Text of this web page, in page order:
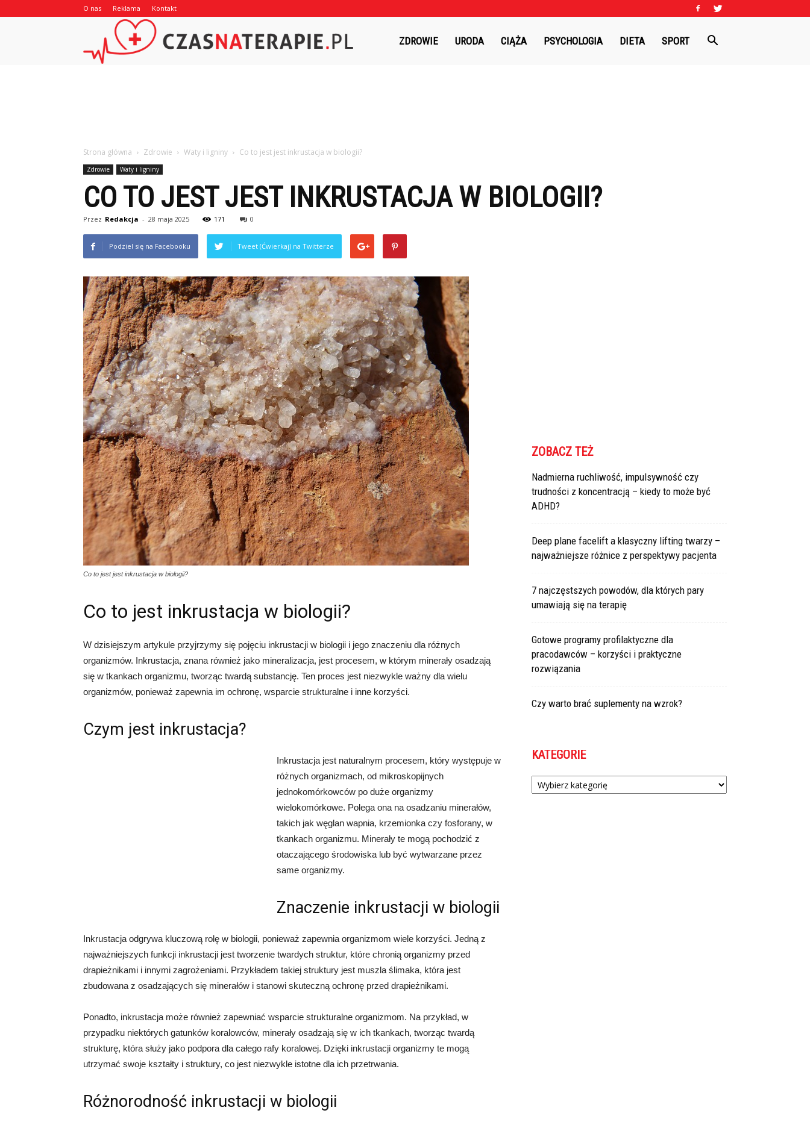
O nas Reklama Kontakt
Czasnaterapie.plZDROWIE URODA CIĄŻA PSYCHOLOGIA DIETA SPORT
Strona główna Zdrowie Waty i ligniny Co to jest jest inkrustacja w biologii?
Zdrowie Waty i ligniny
CO TO JEST JEST INKRUSTACJA W BIOLOGII?
Przez Redakcja - 28 maja 2025 171 0
Podziel się na Facebooku Tweet (Ćwierkaj) na Twitterze
Co to jest jest inkrustacja w biologii?
Co to jest inkrustacja w biologii?
W dzisiejszym artykule przyjrzymy się pojęciu inkrustacji w biologii i jego znaczeniu dla różnych
organizmów. Inkrustacja, znana również jako mineralizacja, jest procesem, w którym minerały osadzają
się w tkankach organizmu, tworząc twardą substancję. Ten proces jest niezwykle ważny dla wielu
organizmów, ponieważ zapewnia im ochronę, wsparcie strukturalne i inne korzyści.
Czym jest inkrustacja?
Inkrustacja jest naturalnym procesem, który występuje w
różnych organizmach, od mikroskopijnych
jednokomórkowców po duże organizmy
wielokomórkowe. Polega ona na osadzaniu minerałów,
takich jak węglan wapnia, krzemionka czy fosforany, w
tkankach organizmu. Minerały te mogą pochodzić z
otaczającego środowiska lub być wytwarzane przez
same organizmy.
Znaczenie inkrustacji w biologii
Inkrustacja odgrywa kluczową rolę w biologii, ponieważ zapewnia organizmom wiele korzyści. Jedną z
najważniejszych funkcji inkrustacji jest tworzenie twardych struktur, które chronią organizmy przed
drapieżnikami i innymi zagrożeniami. Przykładem takiej struktury jest muszla ślimaka, która jest
zbudowana z osadzających się minerałów i stanowi skuteczną ochronę przed drapieżnikami.
Ponadto, inkrustacja może również zapewniać wsparcie strukturalne organizmom. Na przykład, w
przypadku niektórych gatunków koralowców, minerały osadzają się w ich tkankach, tworząc twardą
strukturę, która służy jako podpora dla całego rafy koralowej. Dzięki inkrustacji organizmy te mogą
utrzymać swoje kształty i struktury, co jest niezwykle istotne dla ich przetrwania.
Różnorodność inkrustacji w biologii
ZOBACZ TEŻ
Nadmierna ruchliwość, impulsywność czy
trudności z koncentracją – kiedy to może być
ADHD?
Deep plane facelift a klasyczny lifting twarzy –
najważniejsze różnice z perspektywy pacjenta
7 najczęstszych powodów, dla których pary
umawiają się na terapię
Gotowe programy profilaktyczne dla
pracodawców – korzyści i praktyczne
rozwiązania
Czy warto brać suplementy na wzrok?
KATEGORIE
Kategorie